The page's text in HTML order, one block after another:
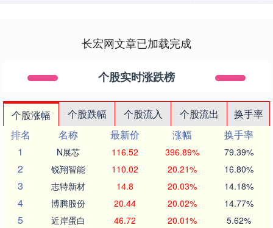
长宏网文章已加载完成
个股实时涨跌榜
个股涨幅 个股跌幅 个股流入 个股流出
换手率
排名
名称 最新价 涨幅
换手率
1
N展芯 116.52 396.89% 79.39%
2 锐翔智能 110.02 20.21% 16.80%
3 志特新材 14.8 20.03% 14.18%
4 博腾股份 20.44 20.02% 14.77%
5 近岸蛋白 46.72 20.01% 5.62%